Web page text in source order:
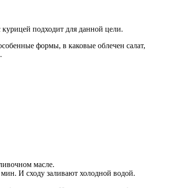
подходит для данной цели.
формы, в каковые облечен салат,
масле.
И сходу заливают холодной водой.